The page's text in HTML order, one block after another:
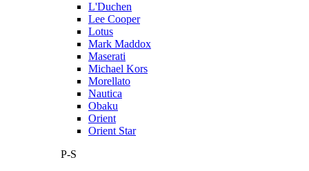
L'Duchen
Lee Cooper
Lotus
Mark Maddox
Maserati
Michael Kors
Morellato
Nautica
Obaku
Orient
Orient Star
P-S